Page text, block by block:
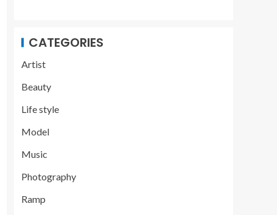
CATEGORIES
Artist
Beauty
Life style
Model
Music
Photography
Ramp